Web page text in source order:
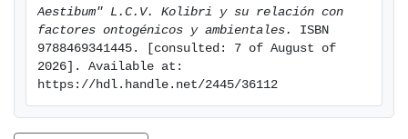
los capítulos cuarto y quinto respectivamente. Un
anexo de tablas y un apartado conteniendo la
bibliografía manejada en la presente tesis completan
el articulado de la misma.
Aestibum" L.C.V. Kolibri y su relación con
factores ontogénicos y ambientales.
ISBN
9788469341445. [consulted: 7 of August of
2026]. Available at:
https://hdl.handle.net/2445/36112